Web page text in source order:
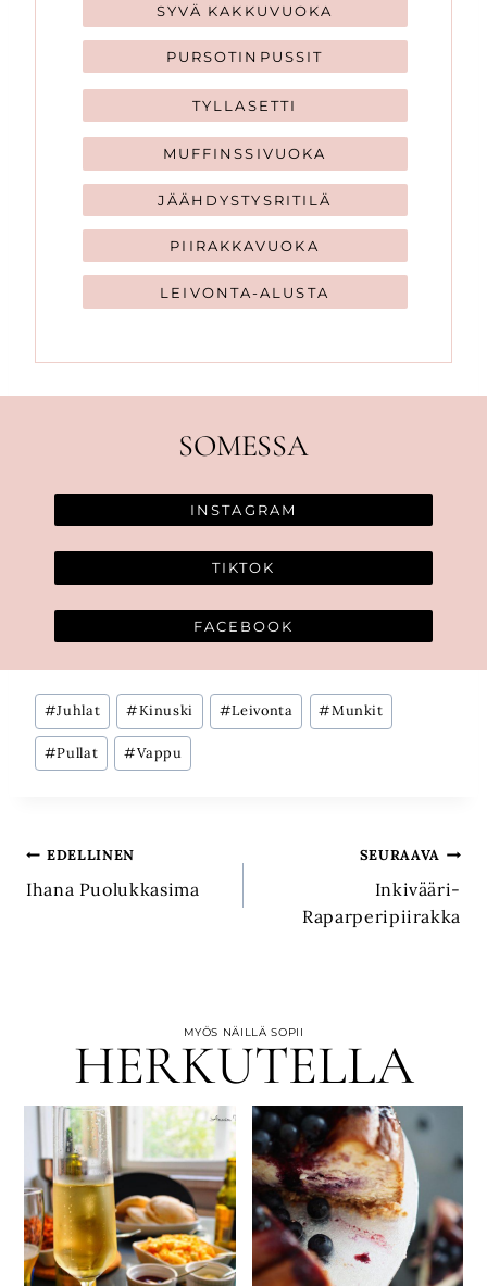
SYVÄ KAKKUVUOKA
PURSOTINPUSSIT
TYLLASETTI
MUFFINSSIVUOKA
JÄÄHDYSTYSRITILÄ
PIIRAKKAVUOKA
LEIVONTA-ALUSTA
SOMESSA
INSTAGRAM
TIKTOK
FACEBOOK
Avainsanat:
#Juhlat #Kinuski #Leivonta #Munkit
#Pullat #Vappu
Artikkelien
selaus
EDELLINEN
Ihana Puolukkasima
SEURAAVA
Inkivääri-
Raparperipiirakka
MYÖS NÄILLÄ SOPII
HERKUTELLA